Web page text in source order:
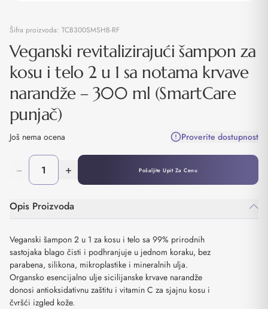
Šifra proizvoda: TCB300SMSHB-RF
Veganski revitalizirajući šampon za
kosu i telo 2 u 1 sa notama krvave
narandže – 300 ml (SmartCare
punjač)
Još nema ocena Proverite dostupnost
− + Pošaljite Upit Za Cenu
Opis Proizvoda
Veganski šampon 2 u 1 za kosu i telo sa 99% prirodnih
sastojaka blago čisti i podhranjuje u jednom koraku, bez
parabena, silikona, mikroplastike i mineralnih ulja.
Organsko esencijalno ulje sicilijanske krvave narandže
donosi antioksidativnu zaštitu i vitamin C za sjajnu kosu i
čvršći izgled kože.